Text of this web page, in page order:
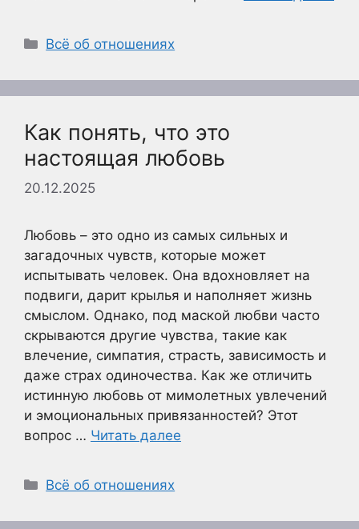
Рубрики
Всё об отношениях
Как понять, что это
настоящая любовь
20.12.2025
Любовь – это одно из самых сильных и
загадочных чувств, которые может
испытывать человек. Она вдохновляет на
подвиги, дарит крылья и наполняет жизнь
смыслом. Однако, под маской любви часто
скрываются другие чувства, такие как
влечение, симпатия, страсть, зависимость и
даже страх одиночества. Как же отличить
истинную любовь от мимолетных увлечений
и эмоциональных привязанностей? Этот
вопрос … Читать далее
Рубрики
Всё об отношениях